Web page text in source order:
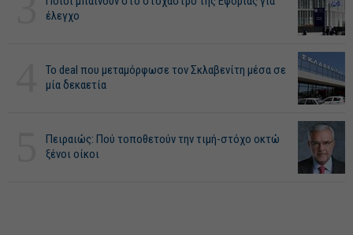
έλεγχο
Το deal που μεταμόρφωσε τον Σκλαβενίτη μέσα σε
μία δεκαετία
Πειραιώς: Πού τοποθετούν την τιμή-στόχο οκτώ
ξένοι οίκοι